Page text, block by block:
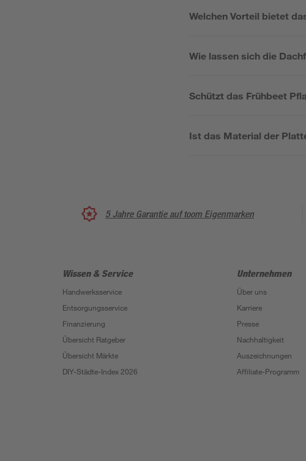
Welchen Vorteil bietet
Wie lassen sich die
Schützt das Frühbeet
Ist das Material der
5 Jahre Garantie auf toom Eigenmarken
Wissen & Service
Handwerksservice
Entsorgungsservice
Finanzierung
Übersicht Ratgeber
Übersicht Märkte
DIY-Städte-Index 2026
Unternehmen
Über uns
Karriere
Presse
Nachhaltigkeit
Auszeichnungen
Affiliate-Programm